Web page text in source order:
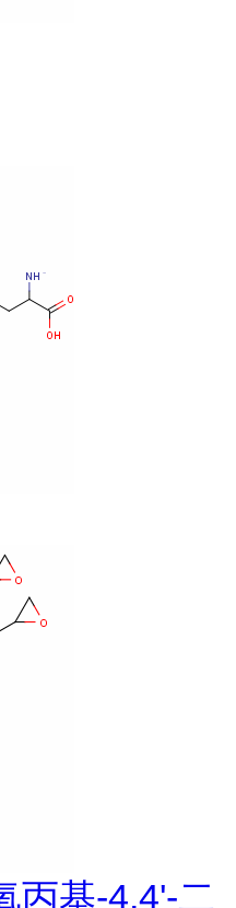
丙基-4,4'-二